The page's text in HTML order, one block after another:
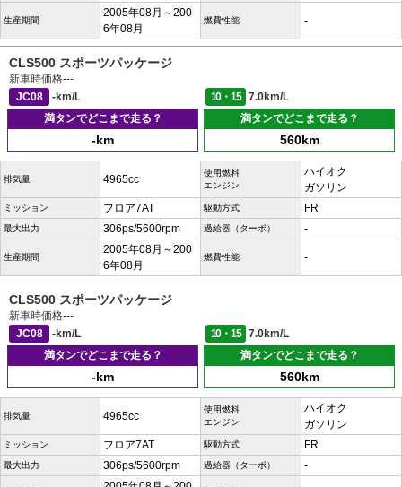
生産期間
2005年08月～200
6年08月
燃費性能 -
CLS500 スポーツパッケージ
新車時価格---
JC08
-km/L 10・15
7.0km/L
満タンでどこまで走る？
-km
満タンでどこまで走る？
560km
排気量 4965cc
使用燃料
エンジン
ハイオク
ガソリン
ミッション フロア7AT 駆動方式 FR
最大出力 306ps/5600rpm 過給器（ターボ） -
生産期間
2005年08月～200
6年08月
燃費性能 -
CLS500 スポーツパッケージ
新車時価格---
JC08
-km/L 10・15
7.0km/L
満タンでどこまで走る？
-km
満タンでどこまで走る？
560km
排気量 4965cc
使用燃料
エンジン
ハイオク
ガソリン
ミッション フロア7AT 駆動方式 FR
最大出力 306ps/5600rpm 過給器（ターボ） -